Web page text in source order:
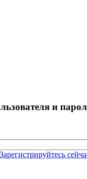
и
Зарегистрируйтесь